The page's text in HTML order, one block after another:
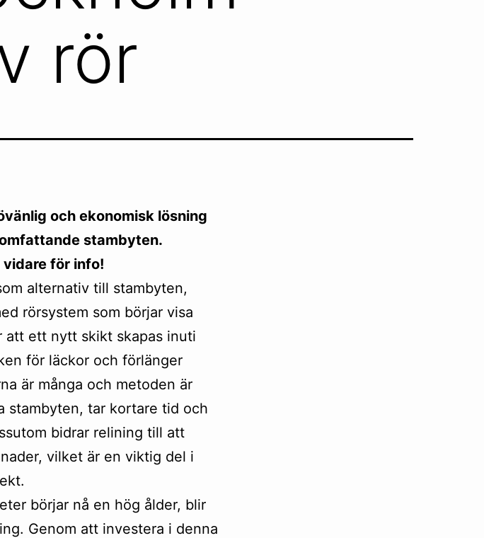
rör
och ekonomisk lösning
stambyten.
för info!
alternativ till stambyten,
rörsystem som börjar visa
att ett nytt skikt skapas inuti
för läckor och förlänger
är många och metoden är
stambyten, tar kortare tid och
bidrar relining till att
vilket är en viktig del i
börjar nå en hög ålder, blir
Genom att investera i denna